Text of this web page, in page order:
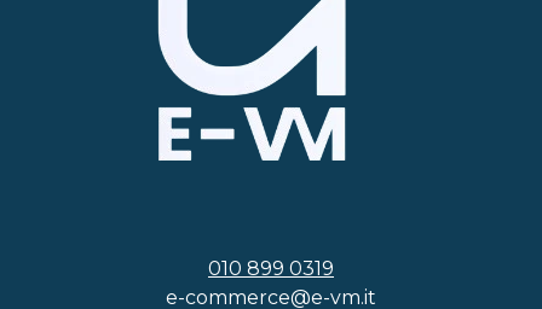
010 899 0319
e-commerce@e-vm.it